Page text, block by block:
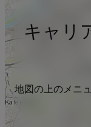
キャリ
地図の上のメニ